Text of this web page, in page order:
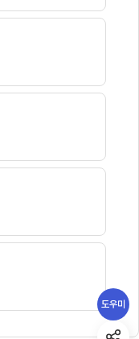
도우미